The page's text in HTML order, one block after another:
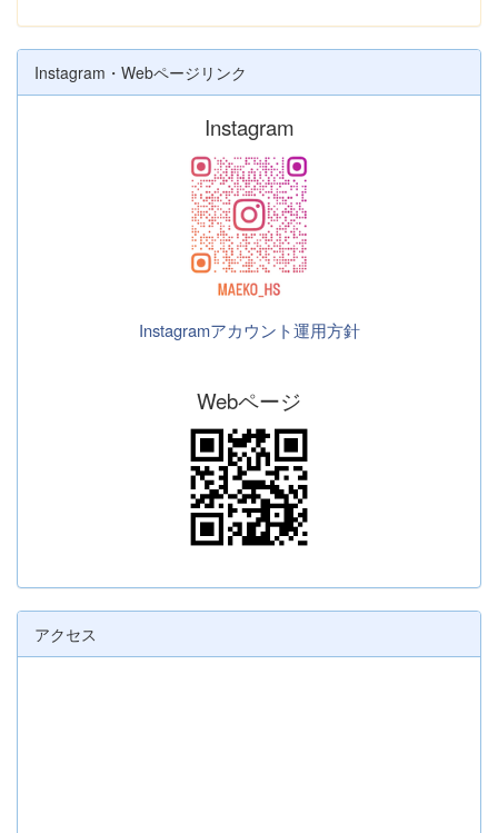
Instagram・Webページリンク
Instagram
Instagramアカウント運用方針
Webページ
アクセス